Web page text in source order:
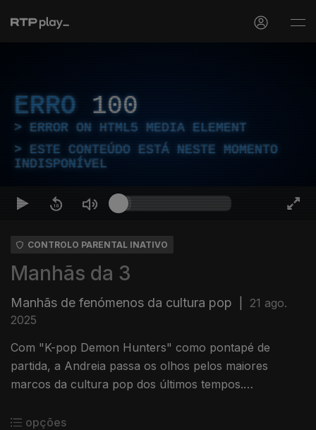
ERRO 100
ERROR ON HTML5 MEDIA ELEMENT
ESTE CONTEÚDO ESTÁ NESTE MOMENTO
INDISPONÍVEL
CONTROLO PARENTAL INATIVO
Manhãs da 3
Manhãs de fenómenos da cultura pop
21 ago.
2025
Com "K-pop Demon Hunters" como pontapé de
partida, a Andreia passa os olhos pelos maiores
marcos da cultura pop dos últimos tempos.
mundo do K-pop.
opções